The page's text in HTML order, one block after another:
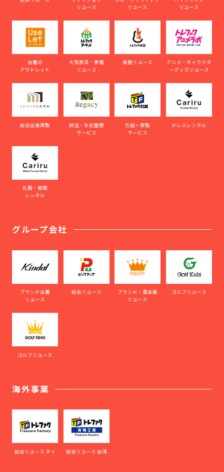
リユース
リユース
リユース
古着の
アウトレット
大型家具・家電
リユース
楽器リユース
アニメ・キャラクタ
ーグッズリユース
総合出張買取
終活・生前整理
サービス
引越＋買取
サービス
ドレスレンタル
礼服・喪服
レンタル
グループ会社
ブランド古着
リユース
総合リユース
ブランド・貴金属
リユース
ゴルフリユース
ゴルフリユース
海外事業
総合リユース タイ 総合リユース 台湾